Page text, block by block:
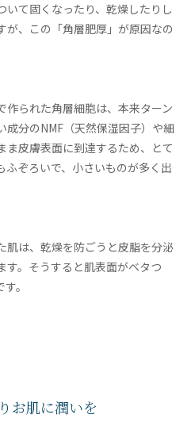
いて固くなったり、乾燥したりし
が、この「角層肥厚」が原因なの
作られた角層細胞は、本来ターン
成分のNMF（天然保湿因子）や細
ま皮膚表面に到達するため、とて
ふぞろいで、小さいものが多く出
肌は、乾燥を防ごうと皮脂を分泌
す。そうすると肌表面がベタつ
。
お肌に潤いを